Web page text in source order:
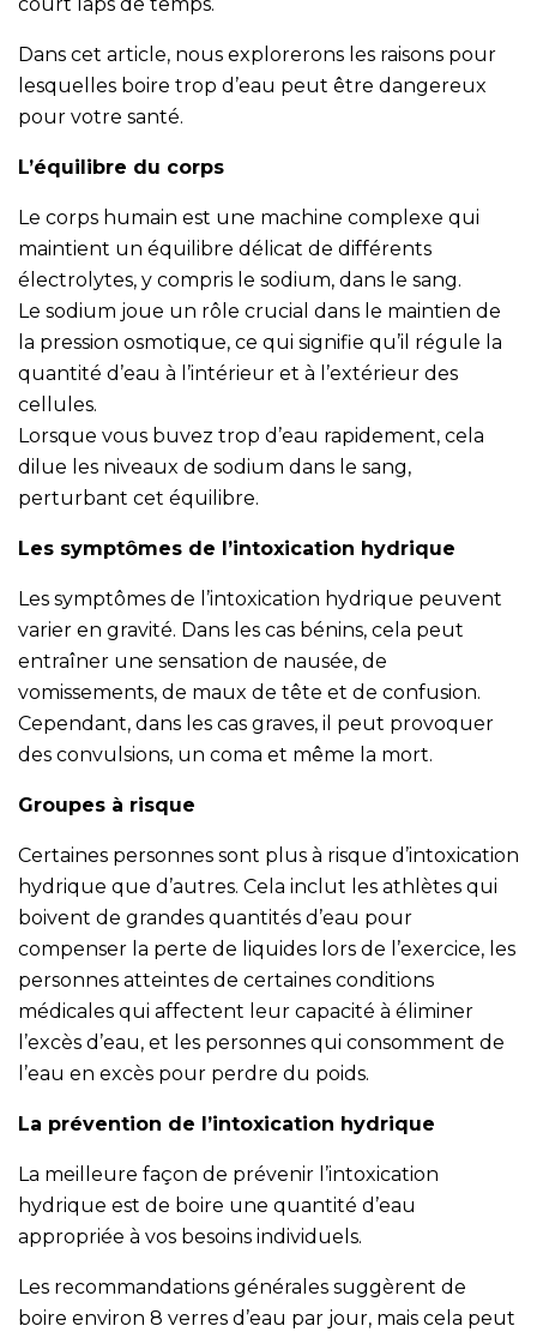
Dans cet article, nous explorerons les raisons pour
lesquelles boire trop d’eau peut être dangereux
pour votre santé.
L’équilibre du corps
Le corps humain est une machine complexe qui
maintient un équilibre délicat de différents
électrolytes, y compris le sodium, dans le sang.
Le sodium joue un rôle crucial dans le maintien de
la pression osmotique, ce qui signifie qu’il régule la
quantité d’eau à l’intérieur et à l’extérieur des
cellules.
Lorsque vous buvez trop d’eau rapidement, cela
dilue les niveaux de sodium dans le sang,
perturbant cet équilibre.
Les symptômes de l’intoxication hydrique
Les symptômes de l’intoxication hydrique peuvent
varier en gravité. Dans les cas bénins, cela peut
entraîner une sensation de nausée, de
vomissements, de maux de tête et de confusion.
Cependant, dans les cas graves, il peut provoquer
des convulsions, un coma et même la mort.
Groupes à risque
Certaines personnes sont plus à risque d’intoxication
hydrique que d’autres. Cela inclut les athlètes qui
boivent de grandes quantités d’eau pour
compenser la perte de liquides lors de l’exercice, les
personnes atteintes de certaines conditions
médicales qui affectent leur capacité à éliminer
l’excès d’eau, et les personnes qui consomment de
l’eau en excès pour perdre du poids.
La prévention de l’intoxication hydrique
La meilleure façon de prévenir l’intoxication
hydrique est de boire une quantité d’eau
appropriée à vos besoins individuels.
Les recommandations générales suggèrent de
boire environ 8 verres d’eau par jour, mais cela peut